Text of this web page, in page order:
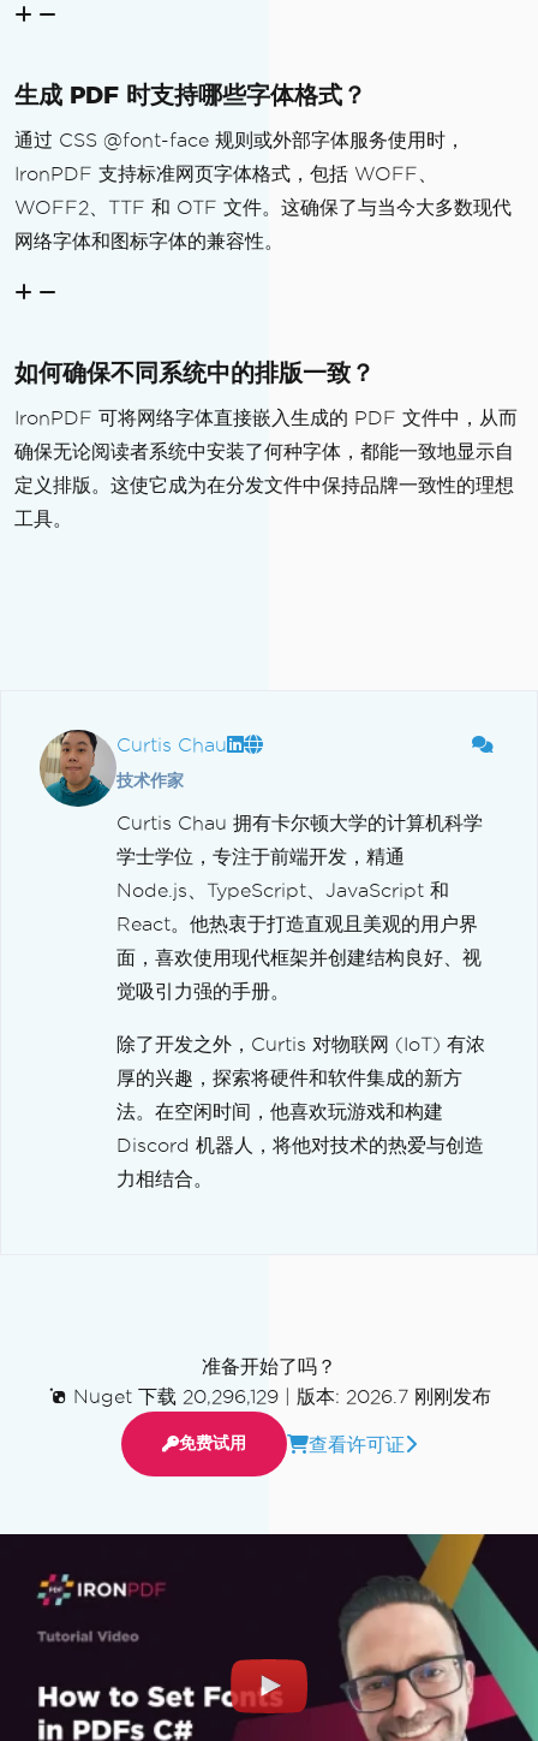
生成 PDF 时支持哪些字体格式？
通过 CSS @font-face 规则或外部字体服务使用时，
IronPDF 支持标准网页字体格式，包括 WOFF、
WOFF2、TTF 和 OTF 文件。这确保了与当今大多数现代
网络字体和图标字体的兼容性。
如何确保不同系统中的排版一致？
IronPDF 可将网络字体直接嵌入生成的 PDF 文件中，从而
确保无论阅读者系统中安装了何种字体，都能一致地显示自
定义排版。这使它成为在分发文件中保持品牌一致性的理想
工具。
Curtis Chau
技术作家
Curtis Chau 拥有卡尔顿大学的计算机科学
学士学位，专注于前端开发，精通
Node.js、TypeScript、JavaScript 和
React。他热衷于打造直观且美观的用户界
面，喜欢使用现代框架并创建结构良好、视
觉吸引力强的手册。
除了开发之外，Curtis 对物联网 (IoT) 有浓
厚的兴趣，探索将硬件和软件集成的新方
法。在空闲时间，他喜欢玩游戏和构建
Discord 机器人，将他对技术的热爱与创造
力相结合。
准备开始了吗？
Nuget 下载 20,296,129| 版本: 2026.7 刚刚发布
免费试用 查看许可证